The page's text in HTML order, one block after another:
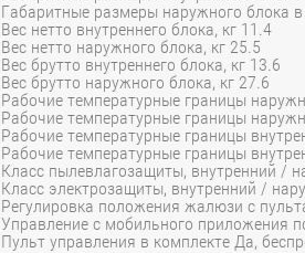
Габаритные размеры наружного блока
Вес нетто внутреннего блока, кг 11.4
Вес нетто наружного блока, кг 25.5
Вес брутто внутреннего блока, кг 13.6
Вес брутто наружного блока, кг 27.6
Рабочие температурные границы
Рабочие температурные границы
Рабочие температурные границы
Рабочие температурные границы
Класс пылевлагозащиты, внутренний /
Класс электрозащиты, внутренний /
Регулировка положения жалюзи с
Управление c мобильного приложения
Пульт управления в комплекте Да,